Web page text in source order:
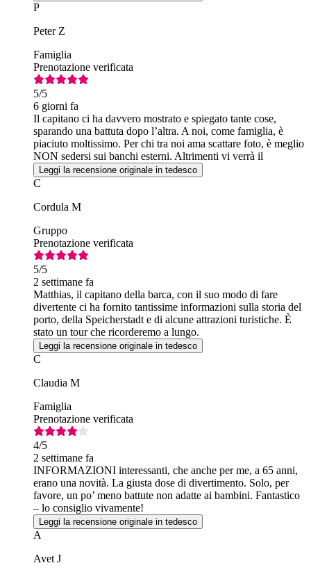
P
Peter Z
Famiglia
Prenotazione verificata
5/5
6 giorni fa
Il capitano ci ha davvero mostrato e spiegato tante cose,
sparando una battuta dopo l’altra. A noi, come famiglia, è
piaciuto moltissimo. Per chi tra noi ama scattare foto, è meglio
NON sedersi sui banchi esterni. Altrimenti vi verrà il
torcicollo ;-)
Leggi la recensione originale in tedesco
C
Cordula M
Gruppo
Prenotazione verificata
5/5
2 settimane fa
Matthias, il capitano della barca, con il suo modo di fare
divertente ci ha fornito tantissime informazioni sulla storia del
porto, della Speicherstadt e di alcune attrazioni turistiche. È
stato un tour che ricorderemo a lungo.
Leggi la recensione originale in tedesco
C
Claudia M
Famiglia
Prenotazione verificata
4/5
2 settimane fa
INFORMAZIONI interessanti, che anche per me, a 65 anni,
erano una novità. La giusta dose di divertimento. Solo, per
favore, un po’ meno battute non adatte ai bambini. Fantastico
– lo consiglio vivamente!
Leggi la recensione originale in tedesco
A
Avet J